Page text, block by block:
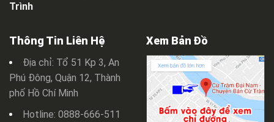
Trình
Thông Tin Liên Hệ
Địa chỉ: Tổ 51 Kp 3, An
Phú Đông, Quận 12, Thành
phố Hồ Chí Minh
Hotline: 0888-666-511
Xem Bản Đồ